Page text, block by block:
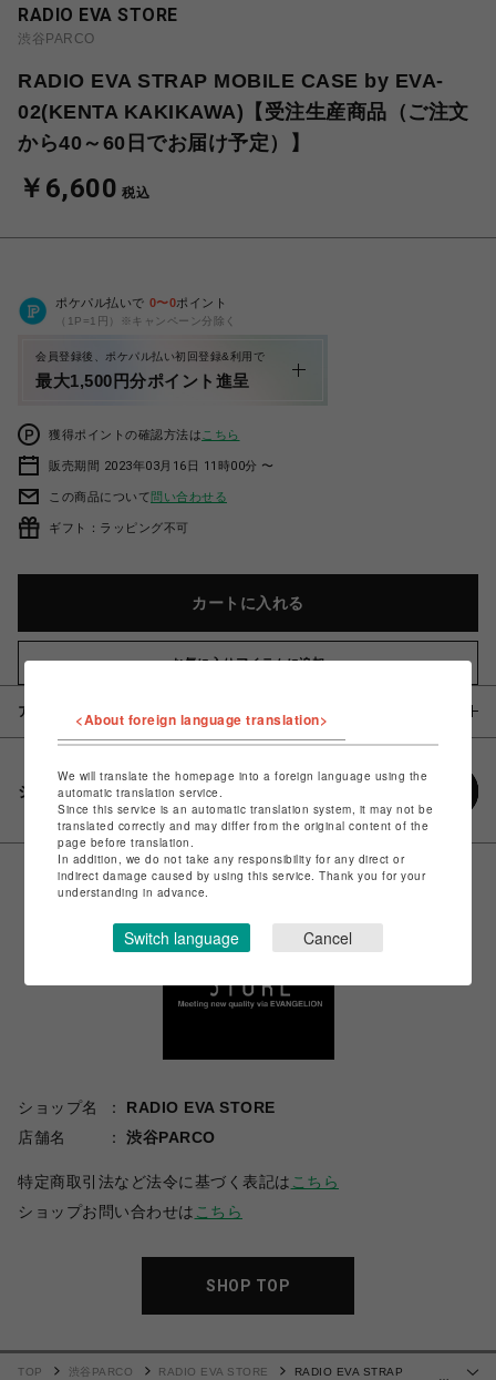
RADIO EVA STORE
渋谷PARCO
RADIO EVA STRAP MOBILE CASE by EVA-
02(KENTA KAKIKAWA)【受注生産商品（ご注文
から40～60日でお届け予定）】
￥6,600 税込
ポケパル払いで 0〜0ポイント
（1P=1円）※キャンペーン分除く
会員登録後、ポケパル払い初回登録&利用で
最大1,500円分ポイント進呈
獲得ポイントの確認方法は こちら
販売期間 2023年03月16日 11時00分 〜
この商品について問い合わせる
ギフト：ラッピング不可
カートに入れる
お気に入りアイテムに追加
アイテム説明 / 素材
シェアする
ショップ名
RADIO EVA STORE
店舗名
渋谷PARCO
特定商取引法など法令に基づく表記は こちら
ショップお問い合わせは こちら
SHOP TOP
TOP 渋谷PARCO RADIO EVA STORE
RADIO EVA STRAP
<About foreign language translation>
We will translate the homepage into a foreign language using the
automatic translation service.
Since this service is an automatic translation system, it may not be
translated correctly and may differ from the original content of the
page before translation.
In addition, we do not take any responsibility for any direct or
indirect damage caused by using this service. Thank you for your
understanding in advance.
Switch language Cancel